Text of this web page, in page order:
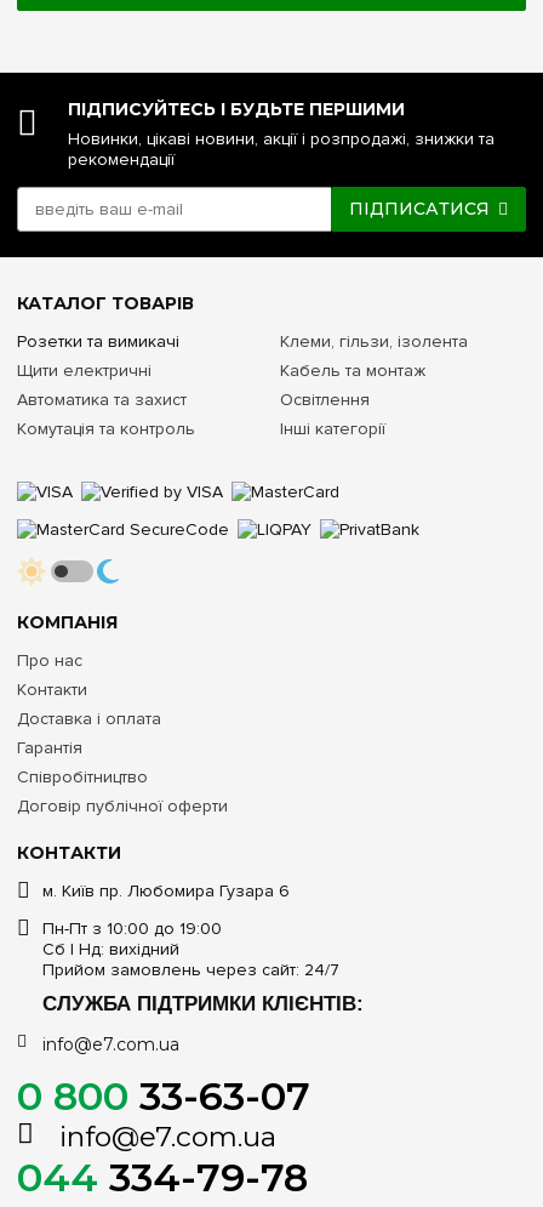
ПІДПИСУЙТЕСЬ І БУДЬТЕ ПЕРШИМИ
Новинки, цікаві новини, акції і розпродажі, знижки та
рекомендації
ПІДПИСАТИСЯ
КОНТАКТИ
м. Київ пр. Любомира Гузара 6
Пн-Пт з 10:00 до 19:00
Сб | Нд: вихідний
Прийом замовлень через сайт: 24/7
СЛУЖБА ПІДТРИМКИ КЛІЄНТІВ:
info@e7.com.ua
0 800 33-63-07
info@e7.com.ua
044 334-79-78
КОМПАНІЯ
Про нас
Контакти
Доставка і оплата
Гарантія
Співробітництво
Договір публічної оферти
КАТАЛОГ ТОВАРІВ
Розетки та вимикачі
Щити електричні
Автоматика та захист
Комутація та контроль
Клеми, гільзи, ізолента
Кабель та монтаж
Освітлення
Інші категорії